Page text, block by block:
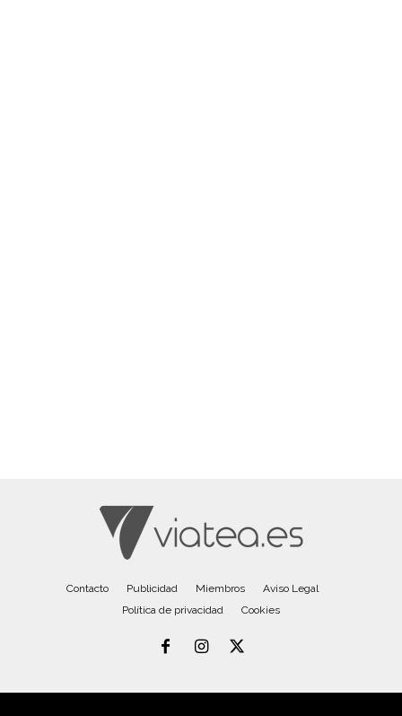
Contacto Publicidad Miembros
Aviso Legal
Política de privacidad
Cookies